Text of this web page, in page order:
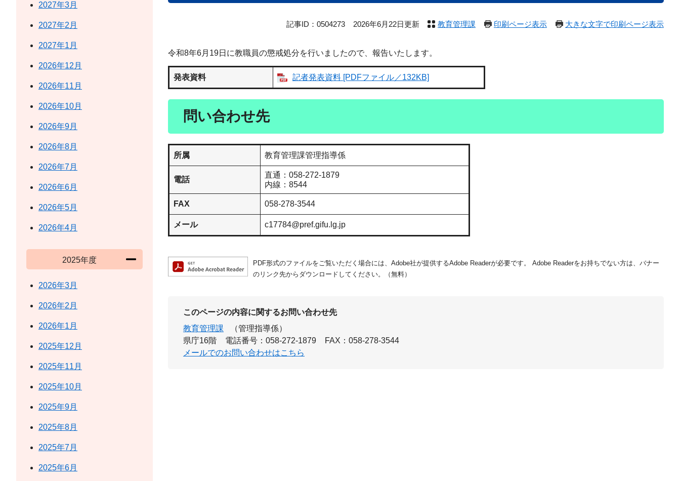
記事ID：0504273 2026年6月22日更新 教育管理課 印刷ページ表示 大きな文字で印刷ページ表示
令和8年6月19日に教職員の懲戒処分を行いましたので、報告いたします。
発表資料 記者発表資料 [PDFファイル／132KB]
問い合わせ先
所属 教育管理課管理指導係
電話
直通：058-272-1879
内線：8544
FAX 058-278-3544
メール c17784@pref.gifu.lg.jp
PDF形式のファイルをご覧いただく場合には、Adobe社が提供するAdobe Readerが必要です。
Adobe Readerをお持ちでない方は、バナー
のリンク先からダウンロードしてください。（無料）
このページの内容に関するお問い合わせ先
教育管理課
（管理指導係）
県庁16階
電話番号：058-272-1879
FAX：058-278-3544
メールでのお問い合わせはこちら
2027年3月
2027年2月
2027年1月
2026年12月
2026年11月
2026年10月
2026年9月
2026年8月
2026年7月
2026年6月
2026年5月
2026年4月
2025年度
2026年3月
2026年2月
2026年1月
2025年12月
2025年11月
2025年10月
2025年9月
2025年8月
2025年7月
2025年6月